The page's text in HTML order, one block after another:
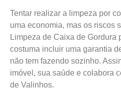
Tentar realizar a limpeza por
uma economia, mas os riscos
Limpeza de Caixa de Gordura
costuma incluir uma garantia
não tem fazendo sozinho.
imóvel, sua saúde e colabora
de Valinhos.